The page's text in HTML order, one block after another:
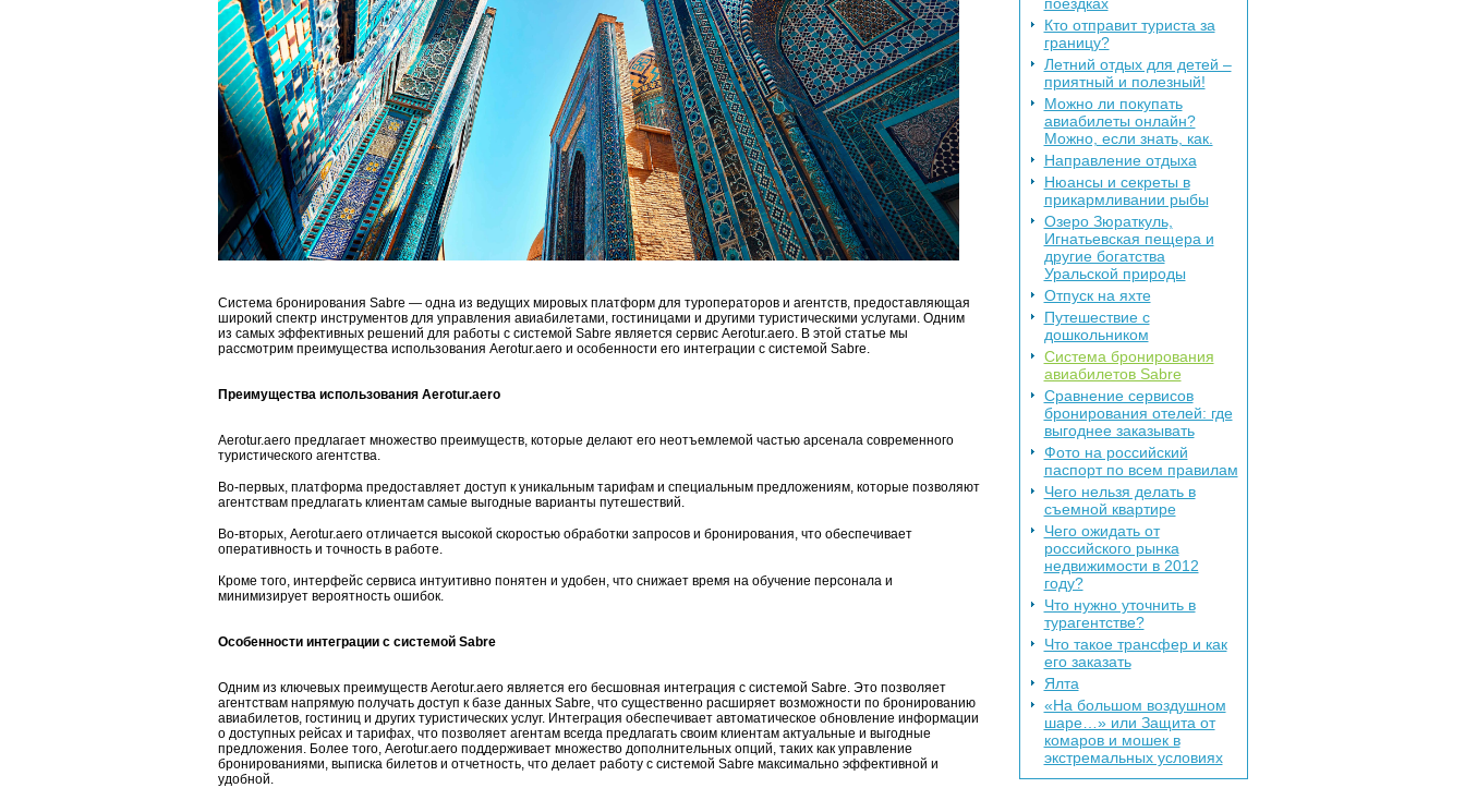
Кто отправит туриста за
границу?
Летний отдых для детей –
приятный и полезный!
Можно ли покупать
авиабилеты онлайн?
Можно, если знать, как.
Направление отдыха
Нюансы и секреты в
прикармливании рыбы
Озеро Зюраткуль,
Игнатьевская пещера и
другие богатства
Уральской природы
Отпуск на яхте
Путешествие с
дошкольником
Система бронирования
авиабилетов Sabre
Сравнение сервисов
бронирования отелей: где
выгоднее заказывать
Фото на российский
паспорт по всем правилам
Чего нельзя делать в
съемной квартире
Чего ожидать от
российского рынка
недвижимости в 2012
году?
Что нужно уточнить в
турагентстве?
Что такое трансфер и как
его заказать
Ялта
«На большом воздушном
шаре…» или Защита от
комаров и мошек в
экстремальных условиях
Система бронирования Sabre — одна из ведущих мировых платформ для туроператоров и агентств, предоставляющая
широкий спектр инструментов для управления авиабилетами, гостиницами и другими туристическими услугами. Одним
из самых эффективных решений для работы с системой Sabre является сервис Aerotur.aero. В этой статье мы
рассмотрим преимущества использования Aerotur.aero и особенности его интеграции с системой Sabre.
Преимущества использования Aerotur.aero
Aerotur.aero предлагает множество преимуществ, которые делают его неотъемлемой частью арсенала современного
туристического агентства.
Во-первых, платформа предоставляет доступ к уникальным тарифам и специальным предложениям, которые позволяют
агентствам предлагать клиентам самые выгодные варианты путешествий.
Во-вторых, Aerotur.aero отличается высокой скоростью обработки запросов и бронирования, что обеспечивает
оперативность и точность в работе.
Кроме того, интерфейс сервиса интуитивно понятен и удобен, что снижает время на обучение персонала и
минимизирует вероятность ошибок.
Особенности интеграции с системой Sabre
Одним из ключевых преимуществ Aerotur.aero является его бесшовная интеграция с системой Sabre. Это позволяет
агентствам напрямую получать доступ к базе данных Sabre, что существенно расширяет возможности по бронированию
авиабилетов, гостиниц и других туристических услуг. Интеграция обеспечивает автоматическое обновление информации
о доступных рейсах и тарифах, что позволяет агентам всегда предлагать своим клиентам актуальные и выгодные
предложения. Более того, Aerotur.aero поддерживает множество дополнительных опций, таких как управление
бронированиями, выписка билетов и отчетность, что делает работу с системой Sabre максимально эффективной и
удобной.